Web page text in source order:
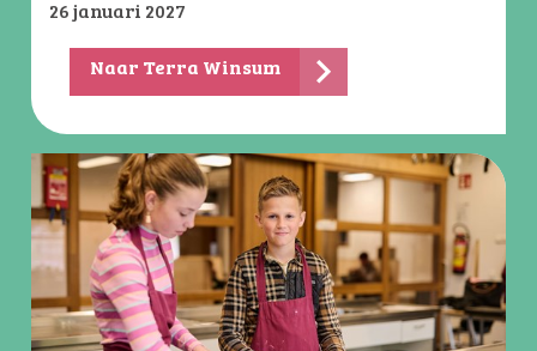
26 januari 2027
Naar Terra Winsum